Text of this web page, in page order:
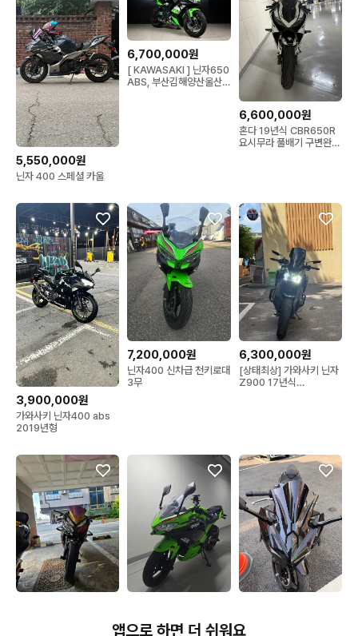
5,550,000원
닌자 400 스페셜 카울
6,700,000원
[ KAWASAKI ] 닌자650
ABS, 부산김해양산울산
6,600,000원
혼다 19년식 CBR650R
요시무라 풀배기 구변완
3,900,000원
가와사키 닌자400 abs
2019년형
7,200,000원
닌자400 신차급 천키로대
3무
6,300,000원
[상태최상] 가와사키 닌자
Z900 17년식
가와사키 닌자400 23년
식 14000키로대
가와사키 닌자500 900
키로 신차급 판매 대차
앱으로 하면 더 쉬워요